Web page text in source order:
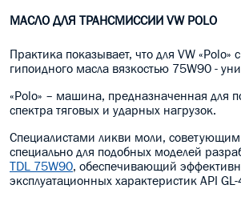
МАСЛО ДЛЯ ТРАНСМИССИИ VW POLO
Практика показывает, что для VW
гипоидного масла вязкостью 75W90 -
«Polo» – машина, предназначенная для
спектра тяговых и ударных нагрузок.
Специалистами ликви моли,
специально для подобных моделей
TDL 75W90, обеспечивающий
эксплуатационных характеристик API GL-